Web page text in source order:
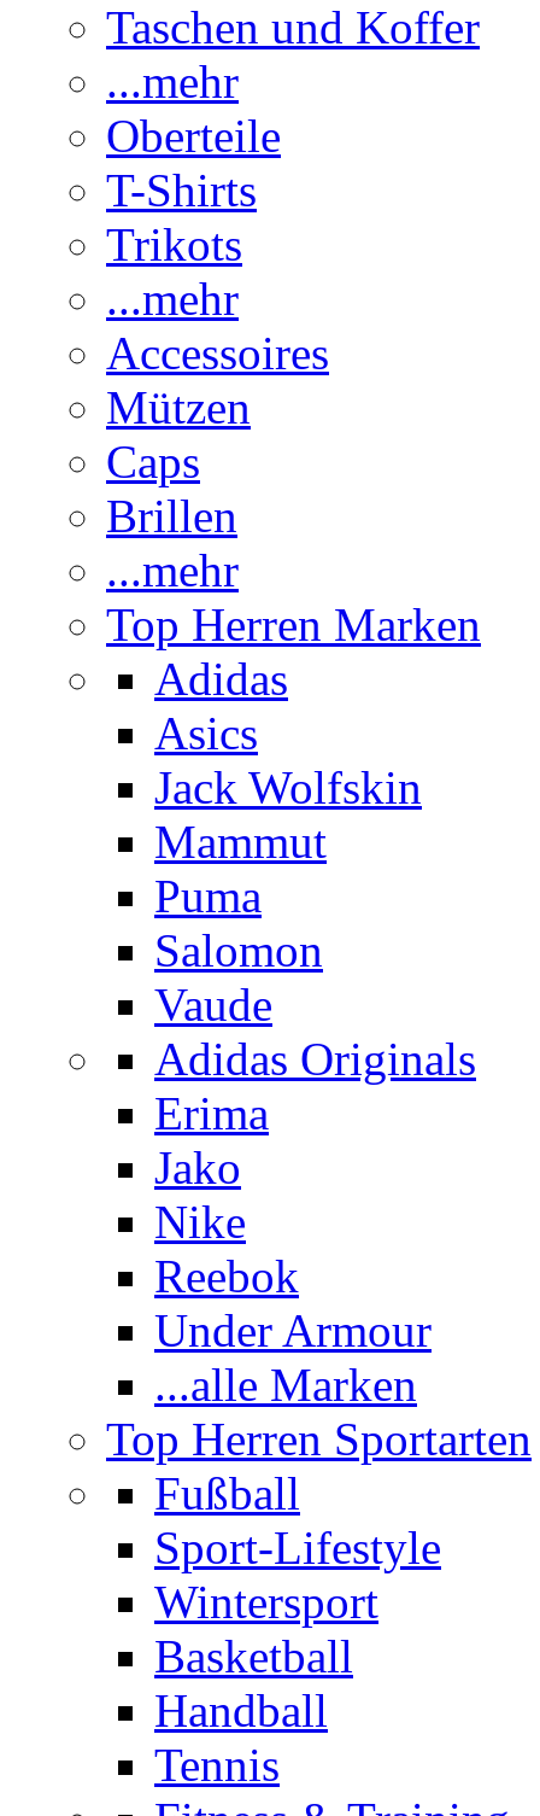
Taschen und Koffer
...mehr
Oberteile
T-Shirts
Trikots
...mehr
Accessoires
Mützen
Caps
Brillen
...mehr
Top Herren Marken
Adidas
Asics
Jack Wolfskin
Mammut
Puma
Salomon
Vaude
Adidas Originals
Erima
Jako
Nike
Reebok
Under Armour
...alle Marken
Top Herren Sportarten
Fußball
Sport-Lifestyle
Wintersport
Basketball
Handball
Tennis